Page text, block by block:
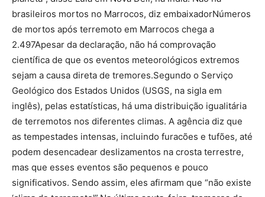
brasileiros mortos no Marrocos, diz embaixadorNúmeros
de mortos após terremoto em Marrocos chega a
2.497Apesar da declaração, não há comprovação
científica de que os eventos meteorológicos extremos
sejam a causa direta de tremores.Segundo o Serviço
Geológico dos Estados Unidos (USGS, na sigla em
inglês), pelas estatísticas, há uma distribuição igualitária
de terremotos nos diferentes climas. A agência diz que
as tempestades intensas, incluindo furacões e tufões, até
podem desencadear deslizamentos na crosta terrestre,
mas que esses eventos são pequenos e pouco
significativos. Sendo assim, eles afirmam que “não existe